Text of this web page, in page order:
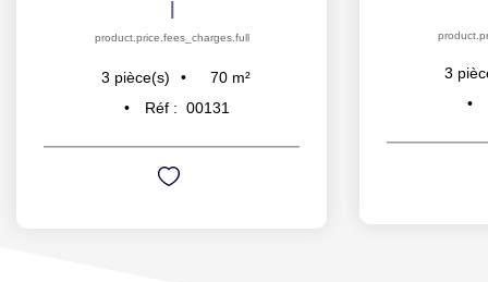
product.price.fees_charges.full
3 pièce(s) 70 m²
Réf : 00131
3